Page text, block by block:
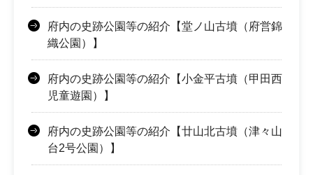
府内の史跡公園等の紹介【堂ノ山古墳（府営錦
織公園）】
府内の史跡公園等の紹介【小金平古墳（甲田西
児童遊園）】
府内の史跡公園等の紹介【廿山北古墳（津々山
台2号公園）】